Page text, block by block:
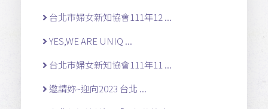
台北市婦女新知協會111年12 ...
YES,WE ARE UNIQ ...
台北市婦女新知協會111年11 ...
邀請妳~迎向2023 台北 ...